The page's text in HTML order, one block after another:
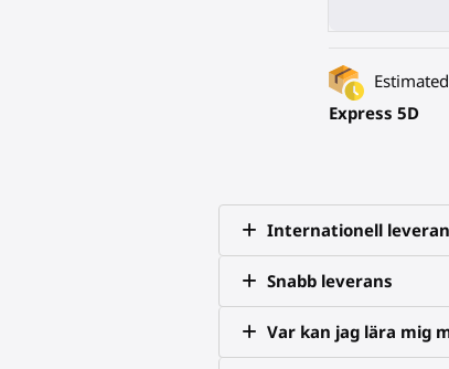
Express 5D
Internationell
Snabb leverans
Var kan jag lära mig